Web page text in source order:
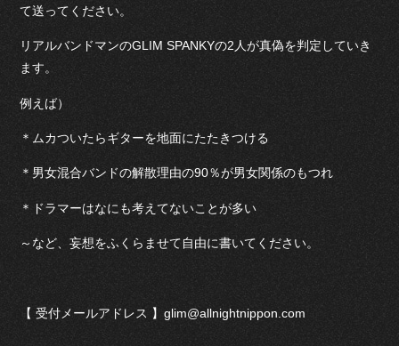
て送ってください。
リアルバンドマンのGLIM SPANKYの2人が真偽を判定していき
ます。
例えば）
＊ムカついたらギターを地面にたたきつける
＊男女混合バンドの解散理由の90％が男女関係のもつれ
＊ドラマーはなにも考えてないことが多い
～など、妄想をふくらませて自由に書いてください。
【 受付メールアドレス 】glim@allnightnippon.com